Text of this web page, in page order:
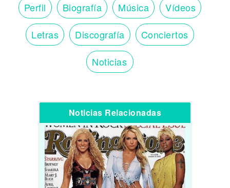
Perfil Biografía Música Vídeos
Letras Discografía Conciertos
Noticias
Noticias Relacionadas